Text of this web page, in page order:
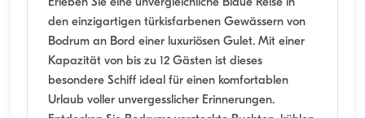
Erleben Sie eine unvergleichliche Blaue Reise in
den einzigartigen türkisfarbenen Gewässern von
Bodrum an Bord einer luxuriösen Gulet. Mit einer
Kapazität von bis zu 12 Gästen ist dieses
besondere Schiff ideal für einen komfortablen
Urlaub voller unvergesslicher Erinnerungen.